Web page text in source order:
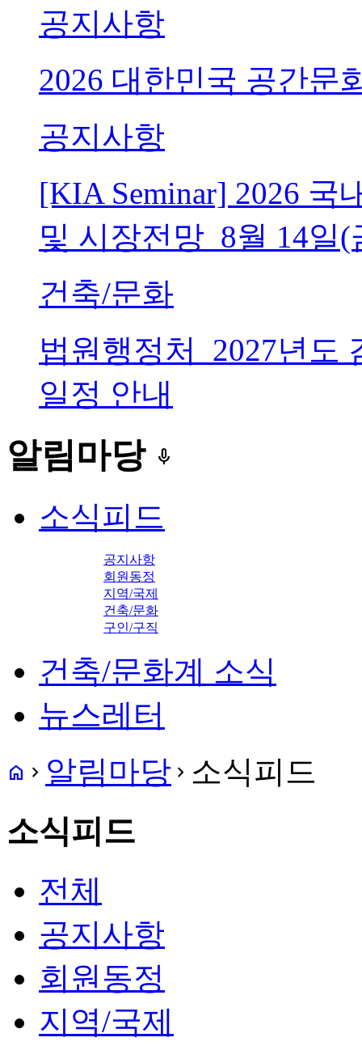
공지사항
2026 대한민국 공간문
공지사항
[KIA Seminar] 2026 국
및 시장전망_8월 14일(
건축/문화
법원행정처_2027년도
일정 안내
알림마당 keyboard_voice
소식피드
공지사항
회원동정
지역/국제
건축/문화
구인/구직
건축/문화계 소식
뉴스레터
home navigate_next 알림마당 navigate_next 소식피드
소식피드
전체
공지사항
회원동정
지역/국제